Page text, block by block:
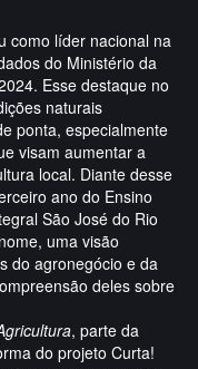
como líder nacional na
do Ministério da
Esse destaque no
naturais
ponta, especialmente
visam aumentar a
local. Diante desse
ano do Ensino
São José do Rio
uma visão
do agronegócio e da
deles sobre
, parte da
do projeto Curta!